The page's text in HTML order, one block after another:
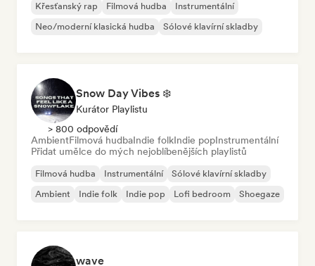
Křesťanský rap Filmová hudba
Instrumentální
Neo/moderní klasická hudba
Sólové klavírní skladby
Snow Day Vibes ❄️
Kurátor Playlistu
> 800 odpovědí
AmbientFilmová hudbaIndie folkIndie popInstrumentální
Přidat umělce do mých nejoblíbenějších playlistů
Filmová hudba Instrumentální
Sólové klavírní skladby
Ambient
Indie folk Indie pop Lofi bedroom Shoegaze
wave